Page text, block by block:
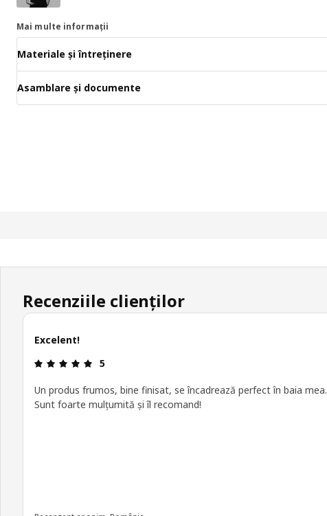
Mai multe informații
Materiale și întreținere
Asamblare și documente
Recenziile clienților
Excelent!
Prezentare generală: 5 din 5 stele
5
Un produs frumos, bine finisat, se încadrează perfect în baia mea.
Sunt foarte mulțumită și îl recomand!